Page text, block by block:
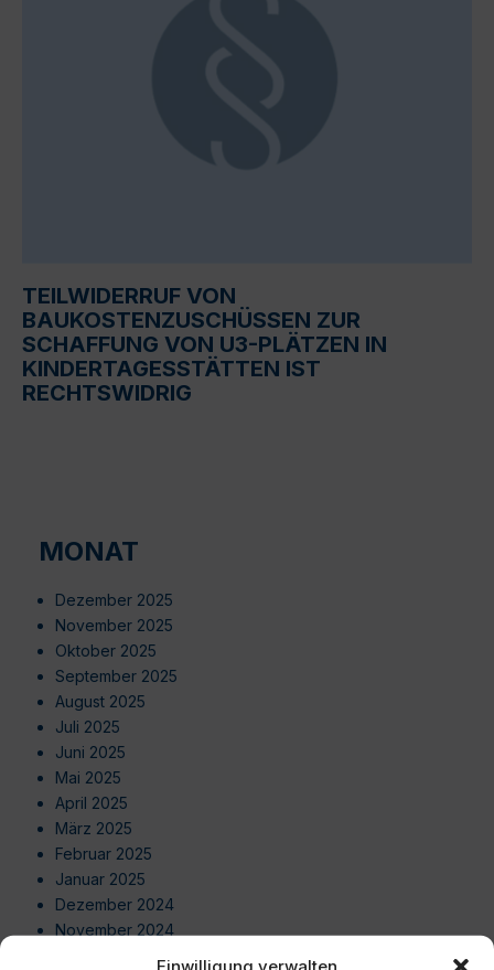
TEILWIDERRUF VON
BAUKOSTENZUSCHÜSSEN ZUR
SCHAFFUNG VON U3-PLÄTZEN IN
KINDERTAGESSTÄTTEN IST
RECHTSWIDRIG
MONAT
Dezember 2025
November 2025
Oktober 2025
September 2025
August 2025
Juli 2025
Juni 2025
Mai 2025
April 2025
März 2025
Februar 2025
Januar 2025
Dezember 2024
November 2024